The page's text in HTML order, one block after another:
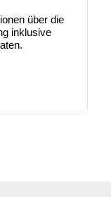
über die
inklusive